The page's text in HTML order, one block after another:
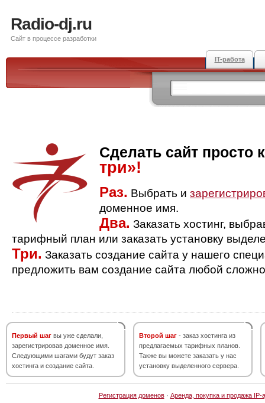
Radio-dj.ru
Сайт в процессе разработки
IT-работа
Сделать сайт просто
три»!
Раз. Выбрать и
доменное имя.
Два. Заказать хостинг,
тарифный план или заказать установку
Три. Заказать создание сайта у нашего
предложить вам создание сайта любой
Первый шаг вы уже сделали,
зарегистрировав доменное имя.
Следующими шагами будут заказ
хостинга и создание сайта.
Второй шаг - заказ хостинга из
предлагаемых тарифных планов.
Также вы можете заказать у нас
установку выделенного сервера.
Регистрация доменов· Аренда, покупка и продажа IP-